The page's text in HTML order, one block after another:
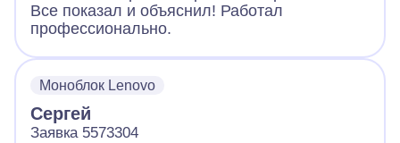
Все показал и объяснил! Работал
профессионально.
Моноблок Lenovo
Сергей
Заявка 5573304